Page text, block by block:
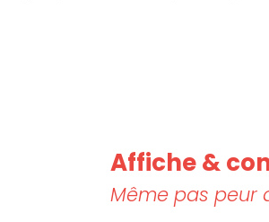
Affiche &
Même pas peur